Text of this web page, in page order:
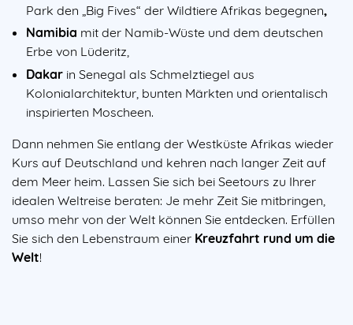
Park den „Big Fives“ der Wildtiere Afrikas begegnen,
Namibia mit der Namib-Wüste und dem deutschen
Erbe von Lüderitz,
Dakar in Senegal als Schmelztiegel aus
Kolonialarchitektur, bunten Märkten und orientalisch
inspirierten Moscheen.
Dann nehmen Sie entlang der Westküste Afrikas wieder
Kurs auf Deutschland und kehren nach langer Zeit auf
dem Meer heim. Lassen Sie sich bei Seetours zu Ihrer
idealen Weltreise beraten: Je mehr Zeit Sie mitbringen,
umso mehr von der Welt können Sie entdecken. Erfüllen
Sie sich den Lebenstraum einer Kreuzfahrt rund um die
Welt!